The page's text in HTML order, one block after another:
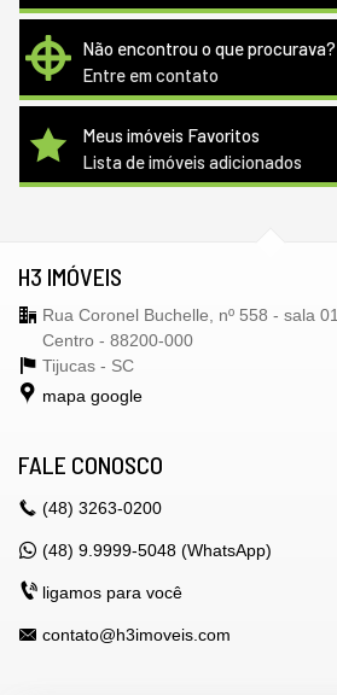
Não encontrou o que procurava?
Entre em contato
Meus imóveis Favoritos
Lista de imóveis adicionados
H3 IMÓVEIS
Rua Coronel Buchelle, nº 558 - sala 01
Centro - 88200-000
Tijucas - SC
mapa google
FALE CONOSCO
(48) 3263-0200
(48) 9.9999-5048 (WhatsApp)
ligamos para você
contato@h3imoveis.com